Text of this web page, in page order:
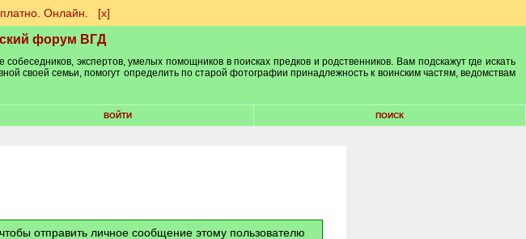
Онлайн. [х]
форум ВГД
экспертов, умелых помощников в поисках предков и родственников. Вам подскажут где искать
своей семьи, помогут определить по старой фотографии принадлежность к воинским частям, ведомствам
ВОЙТИ ПОИСК
, чтобы отправить личное сообщение этому пользователю